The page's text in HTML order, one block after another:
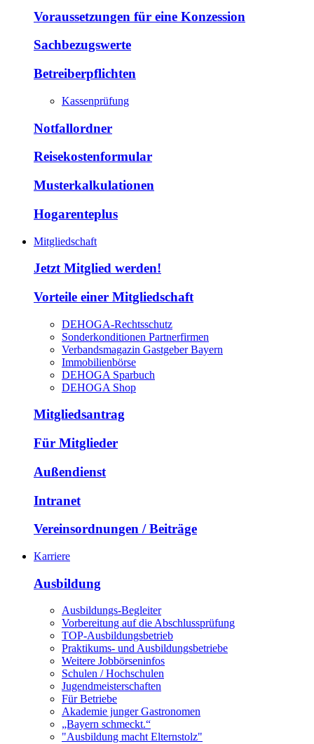
Voraussetzungen für eine Konzession
Sachbezugswerte
Betreiberpflichten
Kassenprüfung
Notfallordner
Reisekostenformular
Musterkalkulationen
Hogarenteplus
Mitgliedschaft
Jetzt Mitglied werden!
Vorteile einer Mitgliedschaft
DEHOGA-Rechtsschutz
Sonderkonditionen Partnerfirmen
Verbandsmagazin Gastgeber Bayern
Immobilienbörse
DEHOGA Sparbuch
DEHOGA Shop
Mitgliedsantrag
Für Mitglieder
Außendienst
Intranet
Vereinsordnungen / Beiträge
Karriere
Ausbildung
Ausbildungs-Begleiter
Vorbereitung auf die Abschlussprüfung
TOP-Ausbildungsbetrieb
Praktikums- und Ausbildungsbetriebe
Weitere Jobbörseninfos
Schulen / Hochschulen
Jugendmeisterschaften
Für Betriebe
Akademie junger Gastronomen
„Bayern schmeckt.“
"Ausbildung macht Elternstolz"